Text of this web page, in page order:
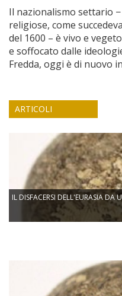
Il nazionalismo settario −
religiose, come
del 1600 – è vivo e
e soffocato dalle
Fredda, oggi è di nuovo
ARTICOLI
IL DISFACERSI DELL'EURASIA DA